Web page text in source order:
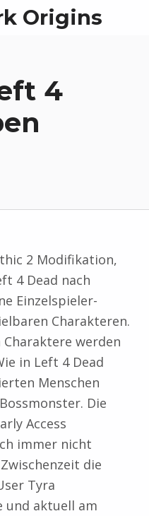
Origins
4
2 Modifikation,
4 Dead nach
Einzelspieler-
Charakteren.
werden
in Left 4 Dead
Menschen
Die
Access
immer nicht
die
Tyra
und aktuell am